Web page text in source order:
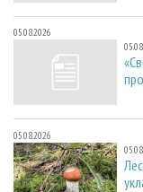
05.08.2026
05.08.2026